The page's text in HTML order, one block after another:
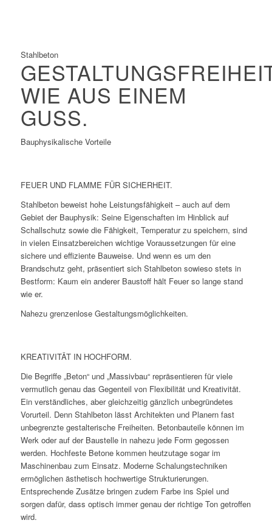
Stahlbeton
WIE AUS EINEM
GUSS.
Bauphysikalische Vorteile
FEUER UND FLAMME FÜR SICHERHEIT.
Stahlbeton beweist hohe Leistungsfähigkeit – auch auf dem
Gebiet der Bauphysik: Seine Eigenschaften im Hinblick auf
Schallschutz sowie die Fähigkeit, Temperatur zu speichern, sind
in vielen Einsatzbereichen wichtige Voraussetzungen für eine
sichere und effiziente Bauweise. Und wenn es um den
Brandschutz geht, präsentiert sich Stahlbeton sowieso stets in
Bestform: Kaum ein anderer Baustoff hält Feuer so lange stand
wie er.
Nahezu grenzenlose Gestaltungsmöglichkeiten.
KREATIVITÄT IN HOCHFORM.
Die Begriffe „Beton“ und „Massivbau“ repräsentieren für viele
vermutlich genau das Gegenteil von Flexibilität und Kreativität.
Ein verständliches, aber gleichzeitig gänzlich unbegründetes
Vorurteil. Denn Stahlbeton lässt Architekten und Planern fast
unbegrenzte gestalterische Freiheiten. Betonbauteile können im
Werk oder auf der Baustelle in nahezu jede Form gegossen
werden. Hochfeste Betone kommen heutzutage sogar im
Maschinenbau zum Einsatz. Moderne Schalungstechniken
ermöglichen ästhetisch hochwertige Strukturierungen.
Entsprechende Zusätze bringen zudem Farbe ins Spiel und
sorgen dafür, dass optisch immer genau der richtige Ton getroffen
wird.